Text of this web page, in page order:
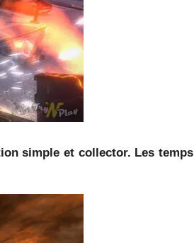
simple et collector. Les temps